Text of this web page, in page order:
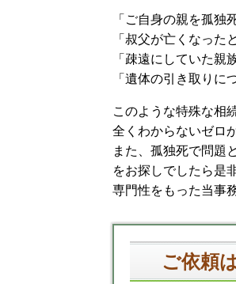
「ご自身の親を孤独
「叔父が亡くなった
「疎遠にしていた親
「遺体の引き取りに
このような特殊な相
全くわからないゼロ
また、孤独死で問題
をお探しでしたら是
専門性をもった当事
ご依頼